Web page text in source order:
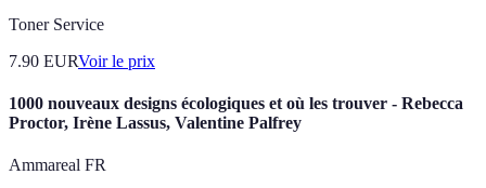
Toner Service
7.90 EURVoir le prix
1000 nouveaux designs écologiques et où les trouver - Rebecca
Proctor, Irène Lassus, Valentine Palfrey
Ammareal FR